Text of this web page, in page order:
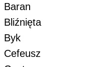
Baran
Bliźnięta
Byk
Cefeusz